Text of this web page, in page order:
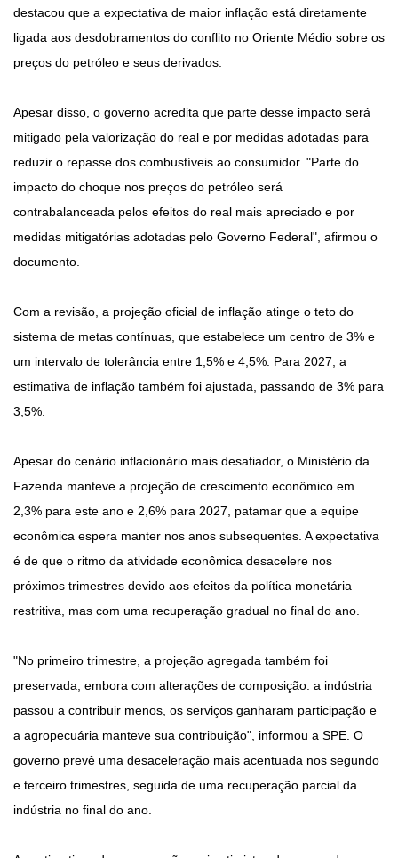
destacou que a expectativa de maior inflação está diretamente
ligada aos desdobramentos do conflito no Oriente Médio sobre os
preços do petróleo e seus derivados.
Apesar disso, o governo acredita que parte desse impacto será
mitigado pela valorização do real e por medidas adotadas para
reduzir o repasse dos combustíveis ao consumidor. "Parte do
impacto do choque nos preços do petróleo será
contrabalanceada pelos efeitos do real mais apreciado e por
medidas mitigatórias adotadas pelo Governo Federal", afirmou o
documento.
Com a revisão, a projeção oficial de inflação atinge o teto do
sistema de metas contínuas, que estabelece um centro de 3% e
um intervalo de tolerância entre 1,5% e 4,5%. Para 2027, a
estimativa de inflação também foi ajustada, passando de 3% para
3,5%.
Apesar do cenário inflacionário mais desafiador, o Ministério da
Fazenda manteve a projeção de crescimento econômico em
2,3% para este ano e 2,6% para 2027, patamar que a equipe
econômica espera manter nos anos subsequentes. A expectativa
é de que o ritmo da atividade econômica desacelere nos
próximos trimestres devido aos efeitos da política monetária
restritiva, mas com uma recuperação gradual no final do ano.
"No primeiro trimestre, a projeção agregada também foi
preservada, embora com alterações de composição: a indústria
passou a contribuir menos, os serviços ganharam participação e
a agropecuária manteve sua contribuição", informou a SPE. O
governo prevê uma desaceleração mais acentuada nos segundo
e terceiro trimestres, seguida de uma recuperação parcial da
indústria no final do ano.